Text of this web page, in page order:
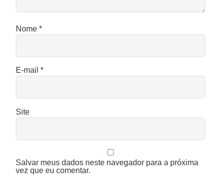
Nome *
E-mail *
Site
Salvar meus dados neste navegador para a próxima
vez que eu comentar.